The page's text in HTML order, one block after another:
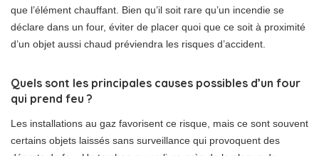
que l’élément chauffant. Bien qu’il soit rare qu’un incendie se
déclare dans un four, éviter de placer quoi que ce soit à proximité
d’un objet aussi chaud préviendra les risques d’accident.
Quels sont les principales causes possibles d’un four
qui prend feu ?
Les installations au gaz favorisent ce risque, mais ce sont souvent
certains objets laissés sans surveillance qui provoquent des